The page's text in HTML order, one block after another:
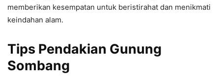
memberikan kesempatan untuk beristirahat dan menikmati
keindahan alam.
Tips Pendakian Gunung
Sombang